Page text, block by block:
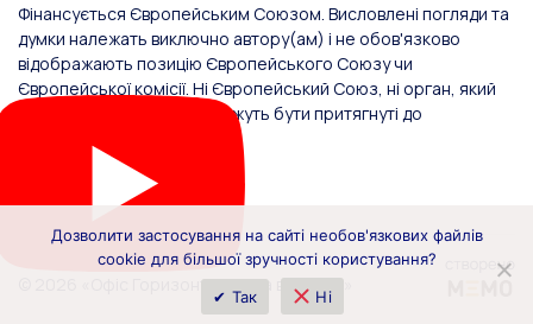
Фінансується Європейським Союзом. Висловлені погляди та
думки належать виключно автору(ам) і не обов'язково
відображають позицію Європейського Союзу чи
Європейської комісії. Ні Європейський Союз, ні орган, який
надав фінансування, не можуть бути притягнуті до
© 2026 «Офіс Горизонт Європа в Україні»
Дозволити застосування на сайті необов'язкових файлів
cookie для більшої зручності користування?
✔ Так
Ні